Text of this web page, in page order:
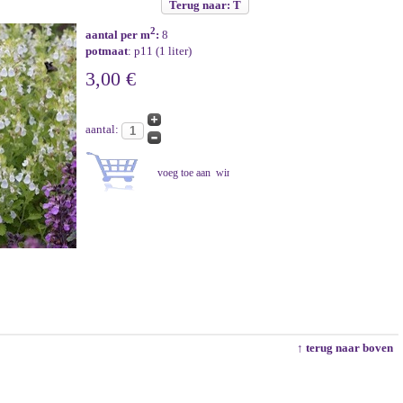
Terug naar: T
aantal per m2: 8
potmaat: p11 (1 liter)
3,00 €
aantal:
↑ terug naar boven